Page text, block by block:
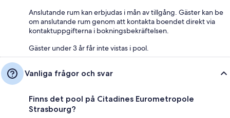
Anslutande rum kan erbjudas i mån av tillgång. Gäster kan be
om anslutande rum genom att kontakta boendet direkt via
kontaktuppgifterna i bokningsbekräftelsen.
Gäster under 3 år får inte vistas i pool.
Vanliga frågor och svar
Finns det pool på Citadines Eurometropole
Strasbourg?